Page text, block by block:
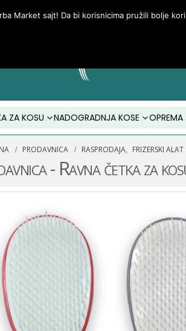
ZA KOSU NADOGRADNJA KOSE OPREMA
PRODAVNICA RASPRODAJA, FRIZERSKI ALAT
- Ravna četka za
Market sajt! Da bi korisnicima pružili bolje